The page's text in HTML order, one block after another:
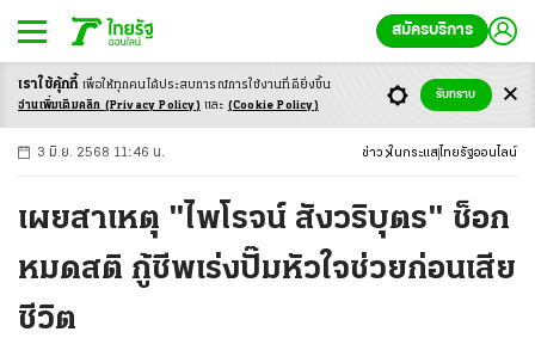
สมัครบริการ
-ก ก ก+
3 มิ.ย. 2568 11:46 น. ข่าว ในกระแส ไทยรัฐออนไลน์
เผยสาเหตุ "ไพโรจน์ สังวริบุตร" ช็อก
หมดสติ กู้ชีพเร่งปั๊มหัวใจช่วยก่อนเสีย
ชีวิต
เราใช้คุ้กกี้ เพื่อให้ทุกคนได้ประสบการณ์การใช้งานที่ดียิ่งขึ้น
อ่านเพิ่มเติมคลิก (Privacy Policy) และ (Cookie Policy)
รับทราบ